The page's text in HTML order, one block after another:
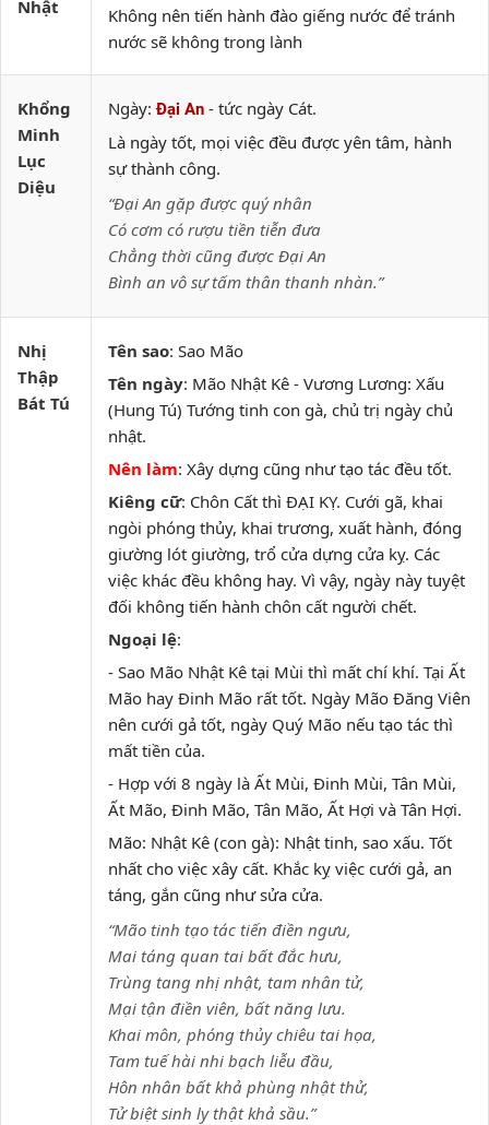
Nhật
Không nên tiến hành đào giếng nước để tránh
nước sẽ không trong lành
Khổng
Minh
Lục
Diệu
Ngày:Đại An - tức ngày Cát.
Là ngày tốt, mọi việc đều được yên tâm, hành
sự thành công.
“Đại An gặp được quý nhân
Có cơm có rượu tiền tiễn đưa
Chẳng thời cũng được Đại An
Bình an vô sự tấm thân thanh nhàn.”
Nhị
Thập
Bát Tú
Tên sao: Sao Mão
Tên ngày: Mão Nhật Kê - Vương Lương: Xấu
(Hung Tú) Tướng tinh con gà, chủ trị ngày chủ
nhật.
Nên làm: Xây dựng cũng như tạo tác đều tốt.
Kiêng cữ: Chôn Cất thì ĐẠI KỴ. Cưới gã, khai
ngòi phóng thủy, khai trương, xuất hành, đóng
giường lót giường, trổ cửa dựng cửa kỵ. Các
việc khác đều không hay. Vì vậy, ngày này tuyệt
đối không tiến hành chôn cất người chết.
Ngoại lệ:
- Sao Mão Nhật Kê tại Mùi thì mất chí khí. Tại Ất
Mão hay Đinh Mão rất tốt. Ngày Mão Đăng Viên
nên cưới gả tốt, ngày Quý Mão nếu tạo tác thì
mất tiền của.
- Hợp với 8 ngày là Ất Mùi, Đinh Mùi, Tân Mùi,
Ất Mão, Đinh Mão, Tân Mão, Ất Hợi và Tân Hợi.
Mão: Nhật Kê (con gà): Nhật tinh, sao xấu. Tốt
nhất cho việc xây cất. Khắc kỵ việc cưới gả, an
táng, gắn cũng như sửa cửa.
“Mão tinh tạo tác tiến điền ngưu,
Mai táng quan tai bất đắc hưu,
Trùng tang nhị nhật, tam nhân tử,
Mại tận điền viên, bất năng lưu.
Khai môn, phóng thủy chiêu tai họa,
Tam tuế hài nhi bạch liễu đầu,
Hôn nhân bất khả phùng nhật thử,
Tử biệt sinh ly thật khả sầu.”